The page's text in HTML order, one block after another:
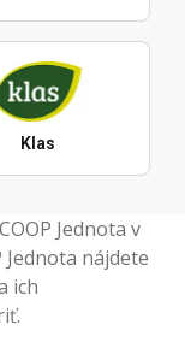
Klas
Jednota v
Jednota nájdete
ich